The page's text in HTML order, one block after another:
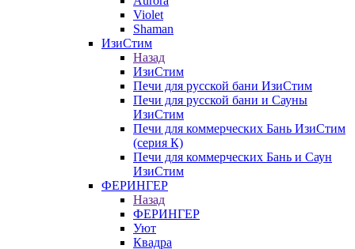
Violet
Shaman
ИзиСтим
Назад
ИзиСтим
Печи для русской бани ИзиСтим
Печи для русской бани и Сауны
ИзиСтим
Печи для коммерческих Бань ИзиСтим
(серия К)
Печи для коммерческих Бань и Саун
ИзиСтим
ФЕРИНГЕР
Назад
ФЕРИНГЕР
Уют
Квадра